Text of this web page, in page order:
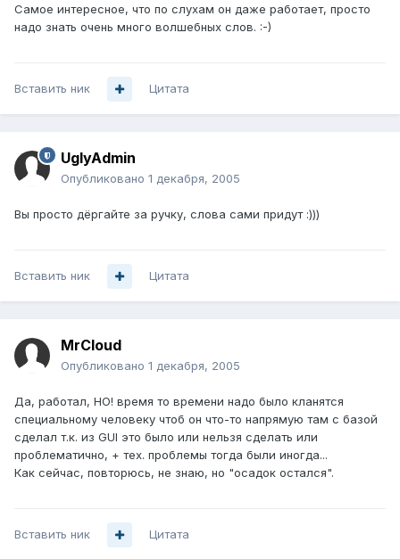
Самое интересное, что по слухам он даже работает, просто
надо знать очень много волшебных слов. :-)
Вставить ник Цитата
UglyAdmin
Опубликовано 1 декабря, 2005
Вы просто дёргайте за ручку, слова сами придут :)))
Вставить ник Цитата
MrCloud
Опубликовано 1 декабря, 2005
Да, работал, НО! время то времени надо было кланятся
специальному человеку чтоб он что-то напрямую там с базой
сделал т.к. из GUI это было или нельзя сделать или
проблематично, + тех. проблемы тогда были иногда...
Как сейчас, повторюсь, не знаю, но "осадок остался".
Вставить ник Цитата